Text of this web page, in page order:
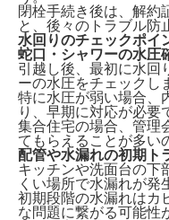
閉栓手続き後は、解約
と、後々のトラブル防
水回りのチェックポイ
蛇口・シャワーの水圧
引越し後、最初に水回
ーの水圧をチェックし
特に水圧が弱い場合、
り、早期に対応が必要
集合住宅の場合、管理
てもらえることが多い
配管や水漏れの初期ト
キッチンや洗面台の下
くい場所で水漏れが発
初期段階の水漏れはカ
な問題に繋がる可能性